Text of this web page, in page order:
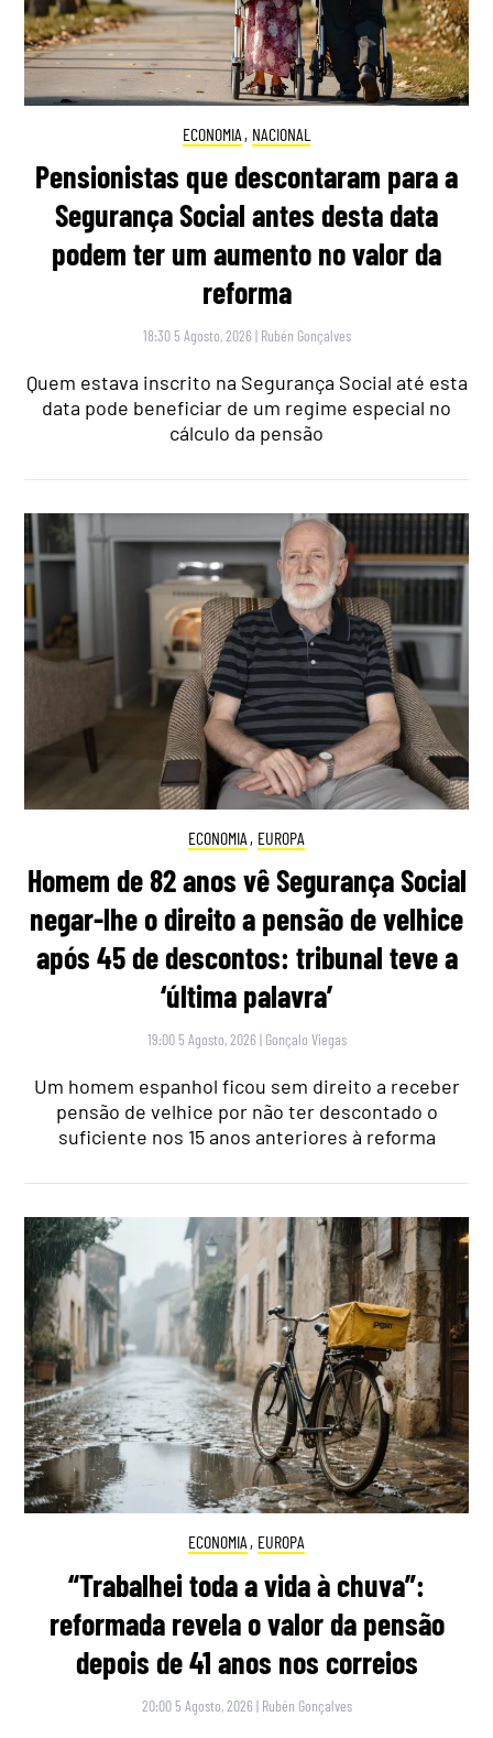
ECONOMIA , NACIONAL
Pensionistas que descontaram para a
Segurança Social antes desta data
podem ter um aumento no valor da
reforma
18:30 5 Agosto, 2026 | Rubén Gonçalves
Quem estava inscrito na Segurança Social até esta
data pode beneficiar de um regime especial no
cálculo da pensão
ECONOMIA , EUROPA
Homem de 82 anos vê Segurança Social
negar-lhe o direito a pensão de velhice
após 45 de descontos: tribunal teve a
‘última palavra’
19:00 5 Agosto, 2026 | Gonçalo Viegas
Um homem espanhol ficou sem direito a receber
pensão de velhice por não ter descontado o
suficiente nos 15 anos anteriores à reforma
ECONOMIA , EUROPA
“Trabalhei toda a vida à chuva”:
reformada revela o valor da pensão
depois de 41 anos nos correios
20:00 5 Agosto, 2026 | Rubén Gonçalves